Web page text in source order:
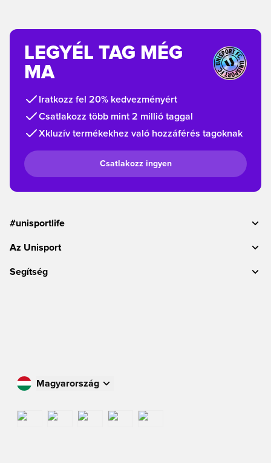
LEGYÉL TAG MÉG
MA
Iratkozz fel 20% kedvezményért
Csatlakozz több mint 2 millió taggal
Xkluzív termékekhez való hozzáférés tagoknak
Csatlakozz ingyen
#unisportlife
Az Unisport
Segítség
Magyarország